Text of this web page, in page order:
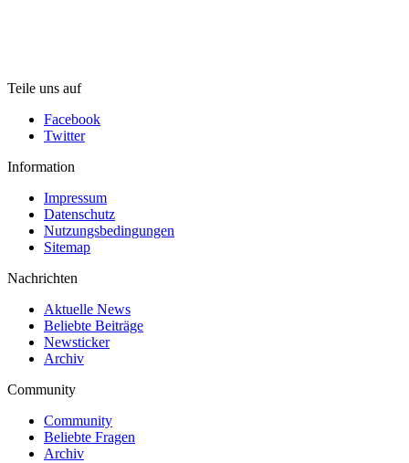
Teile uns auf
Facebook
Twitter
Information
Impressum
Datenschutz
Nutzungsbedingungen
Sitemap
Nachrichten
Aktuelle News
Beliebte Beiträge
Newsticker
Archiv
Community
Community
Beliebte Fragen
Archiv